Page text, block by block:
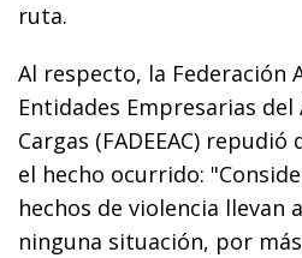
ruta.
Al respecto, la Federación
Entidades Empresarias
Cargas (FADEEAC)
el hecho ocurrido:
hechos de violencia llevan
ninguna situación, por